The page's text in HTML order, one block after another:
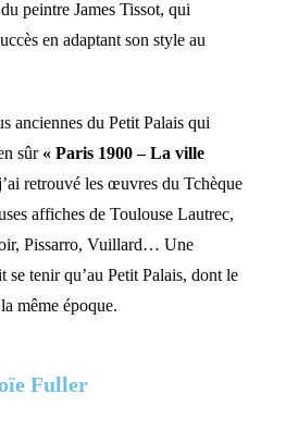
peintre James Tissot, qui
en adaptant son style au
anciennes du Petit Palais qui
sûr « Paris 1900 – La ville
retrouvé les œuvres du Tchèque
affiches de Toulouse Lautrec,
Pissarro, Vuillard… Une
tenir qu’au Petit Palais, dont le
même époque.
Fuller